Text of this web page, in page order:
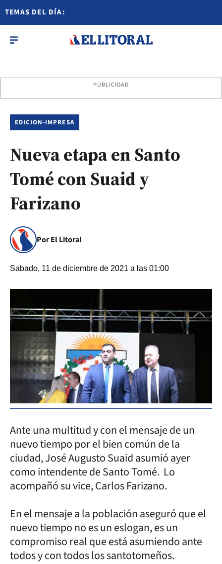
TEMAS DEL DÍA:
PUBLICIDAD
EDICION-IMPRESA
Nueva etapa en Santo
Tomé con Suaid y
Farizano
Por El Litoral
Sabado, 11 de diciembre de 2021 a las 01:00
Ante una multitud y con el mensaje de un
nuevo tiempo por el bien común de la
ciudad, José Augusto Suaid asumió ayer
como intendente de Santo Tomé. Lo
acompañó su vice, Carlos Farizano.
En el mensaje a la población aseguró que el
nuevo tiempo no es un eslogan, es un
compromiso real que está asumiendo ante
todos y con todos los santotomeños.